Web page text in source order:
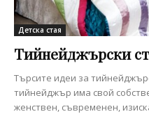
Детска стая
Тийнейджърски
Търсите идеи зa
тийнейджър има свой
женствен, съвременен,